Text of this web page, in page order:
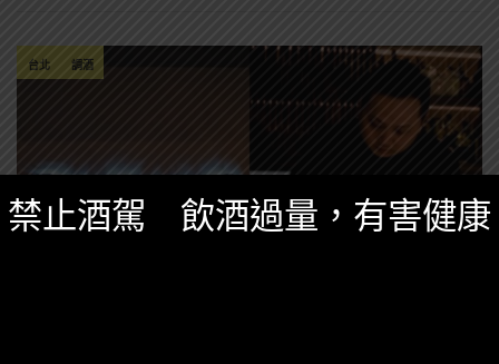
台北 調酒
禁止酒駕 飲酒過量，有害健康